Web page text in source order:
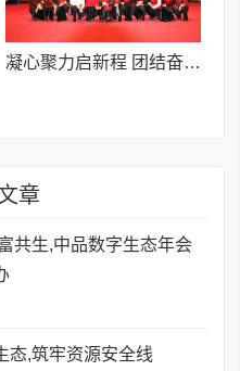
凝心聚力启新程 团结奋进向未来I喀什中程国际举行2025年会暨新春联谊会
章
共生,中品数字生态年会
态,筑牢资源安全线